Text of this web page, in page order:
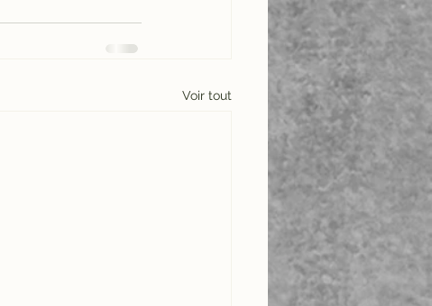
Voir tout